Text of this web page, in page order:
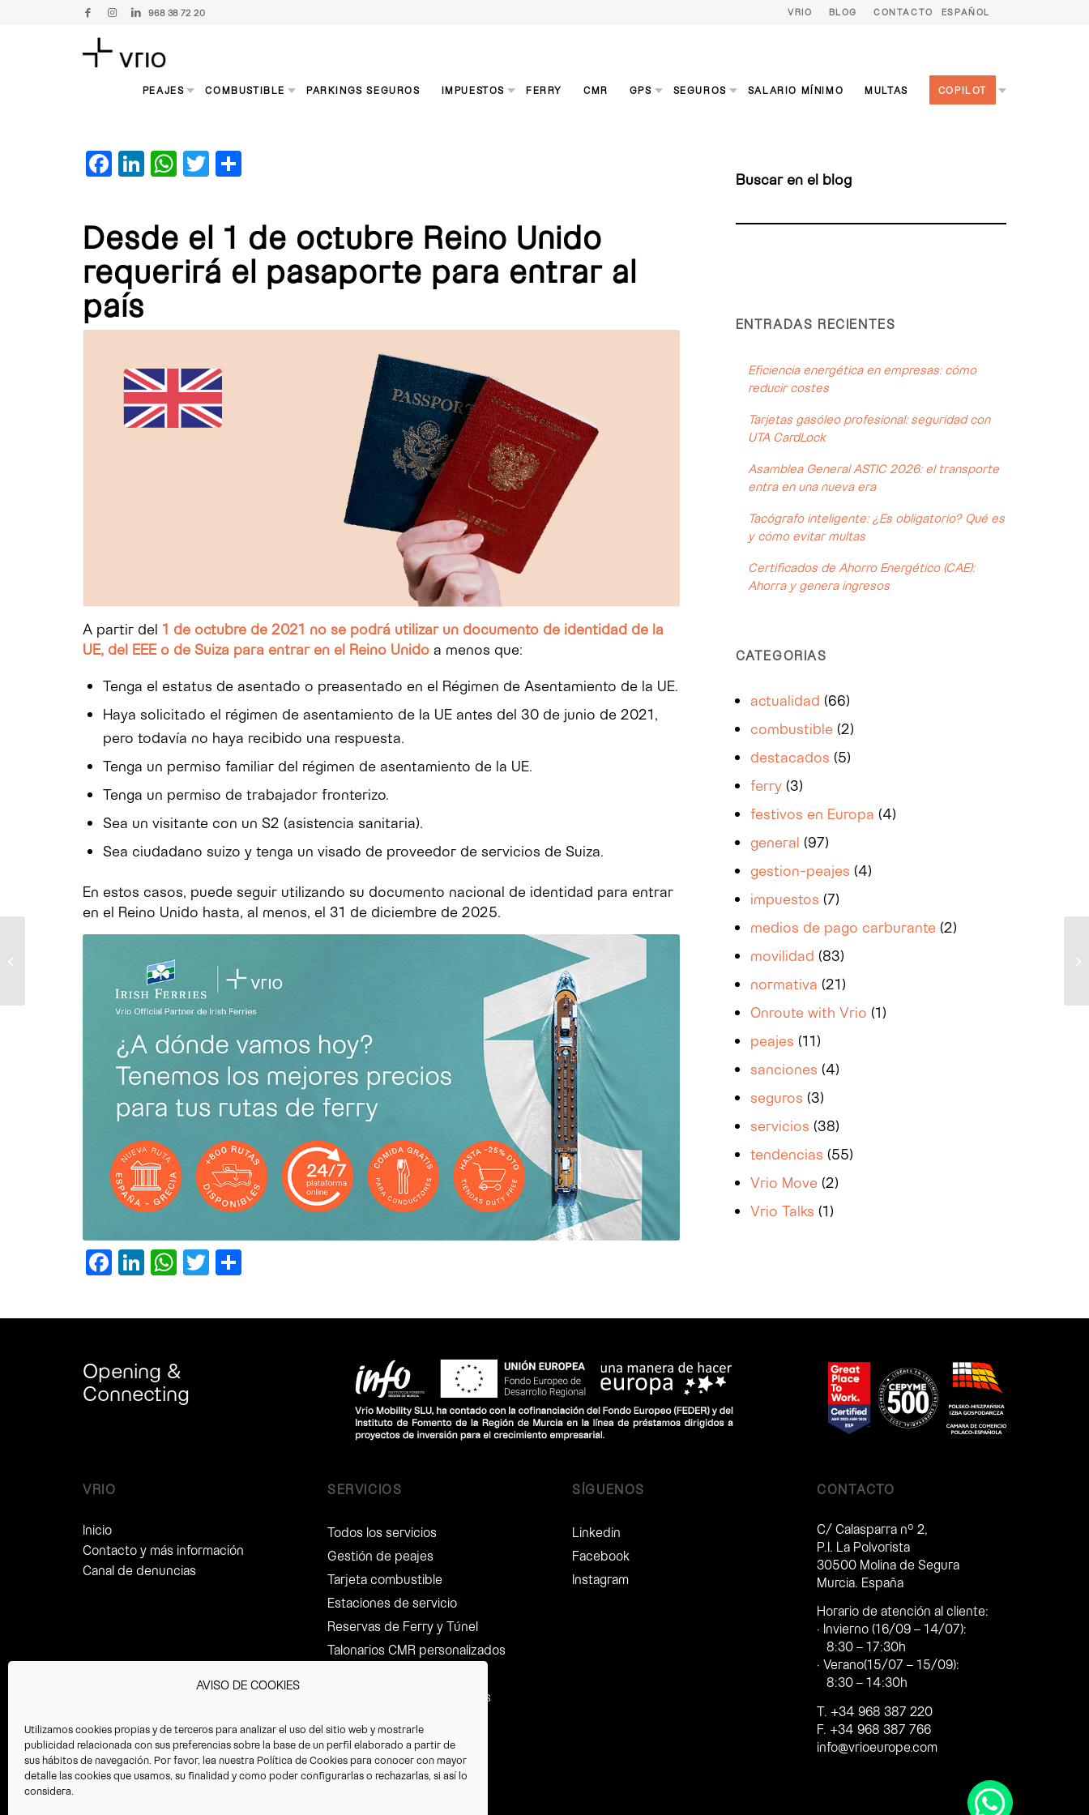
AVISO DE COOKIES
Utilizamos cookies propias y de terceros para analizar el uso del sitio web y mostrarle
publicidad relacionada con sus preferencias sobre la base de un perfil elaborado a partir de
sus hábitos de navegación. Por favor, lea nuestra Política de Cookies para conocer con mayor
detalle las cookies que usamos, su finalidad y como poder configurarlas o rechazarlas, si así lo
considera.
VRIO BLOG CONTACTO ESPAÑOL
968 38 72 20
PEAJES COMBUSTIBLE PARKINGS SEGUROS IMPUESTOS FERRY CMR GPS SEGUROS SALARIO MÍNIMO MULTAS COPILOT
Facebook
LinkedIn
WhatsApp
Twitter
Desde el 1 de octubre Reino Unido
requerirá el pasaporte para entrar al
país
A partir del 1 de octubre de 2021 no se podrá utilizar un documento de identidad de la
UE, del EEE o de Suiza para entrar en el Reino Unido a menos que:
Tenga el estatus de asentado o preasentado en el Régimen de Asentamiento de la UE.
Haya solicitado el régimen de asentamiento de la UE antes del 30 de junio de 2021,
pero todavía no haya recibido una respuesta.
Tenga un permiso familiar del régimen de asentamiento de la UE.
Tenga un permiso de trabajador fronterizo.
Sea un visitante con un S2 (asistencia sanitaria).
Sea ciudadano suizo y tenga un visado de proveedor de servicios de Suiza.
En estos casos, puede seguir utilizando su documento nacional de identidad para entrar
en el Reino Unido hasta, al menos, el 31 de diciembre de 2025.
Facebook
LinkedIn
WhatsApp
Twitter
Buscar en el blog
ENTRADAS RECIENTES
Eficiencia energética en empresas: cómo
reducir costes
Tarjetas gasóleo profesional: seguridad con
UTA CardLock
Asamblea General ASTIC 2026: el transporte
entra en una nueva era
Tacógrafo inteligente: ¿Es obligatorio? Qué es
y cómo evitar multas
Certificados de Ahorro Energético (CAE):
Ahorra y genera ingresos
CATEGORIAS
actualidad (66)
combustible (2)
destacados (5)
ferry(3)
festivos en Europa (4)
general (97)
gestion-peajes (4)
impuestos (7)
medios de pago carburante (2)
movilidad (83)
normativa (21)
Onroute with Vrio (1)
peajes (11)
sanciones (4)
seguros (3)
servicios (38)
tendencias (55)
Vrio Move (2)
Vrio Talks (1)
Opening &
Connecting
VRIO
Inicio
Contacto y más información
Canal de denuncias
SERVICIOS
Todos los servicios
Gestión de peajes
Tarjeta combustible
Estaciones de servicio
Reservas de Ferry y Túnel
Talonarios CMR personalizados
Recuperación de impuestos
Copilot
Tracking y control de flota
SÍGUENOS
Linkedin
Facebook
Instagram
CONTACTO
C/ Calasparra nº 2,
P.I. La Polvorista
30500 Molina de Segura
Murcia. España
Horario de atención al cliente:
· Invierno (16/09 – 14/07):
8:30 – 17:30h
· Verano(15/07 – 15/09):
8:30 – 14:30h
T. +34 968 387 220
F. +34 968 387 766
info@vrioeurope.com
Francia limita el uso de